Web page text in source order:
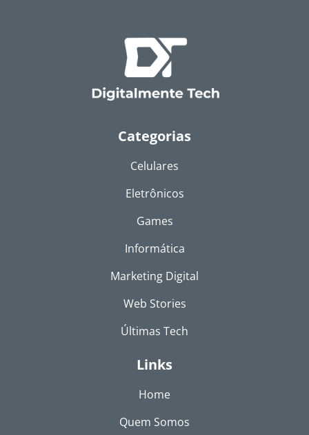
Categorias
Celulares
Eletrônicos
Games
Informática
Marketing Digital
Web Stories
Últimas Tech
Links
Home
Quem Somos